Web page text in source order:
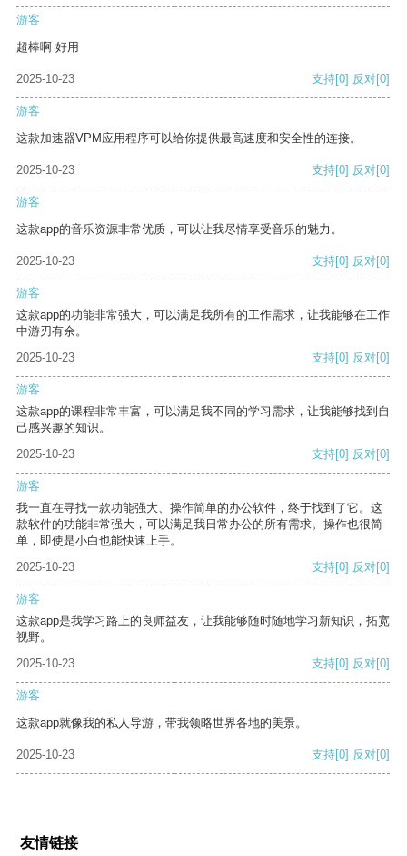
游客
超棒啊 好用
2025-10-23 支持[0] 反对[0]
游客
这款加速器VPM应用程序可以给你提供最高速度和安全性的连接。
2025-10-23 支持[0] 反对[0]
游客
这款app的音乐资源非常优质，可以让我尽情享受音乐的魅力。
2025-10-23 支持[0] 反对[0]
游客
这款app的功能非常强大，可以满足我所有的工作需求，让我能够在工作
中游刃有余。
2025-10-23
支持[0] 反对[0]
游客
这款app的课程非常丰富，可以满足我不同的学习需求，让我能够找到自
己感兴趣的知识。
2025-10-23
支持[0] 反对[0]
游客
我一直在寻找一款功能强大、操作简单的办公软件，终于找到了它。这
款软件的功能非常强大，可以满足我日常办公的所有需求。操作也很简
单，即使是小白也能快速上手。
2025-10-23
支持[0] 反对[0]
游客
这款app是我学习路上的良师益友，让我能够随时随地学习新知识，拓宽
视野。
2025-10-23
支持[0] 反对[0]
游客
这款app就像我的私人导游，带我领略世界各地的美景。
2025-10-23 支持[0] 反对[0]
友情链接